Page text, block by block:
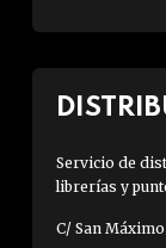
Servicio de
librerías y
C/ San